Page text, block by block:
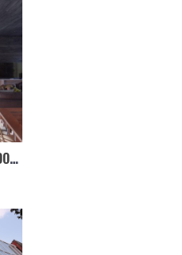
A&D | NO CHILE, A CABANA DOS IRAGÜEN VIÑUELA